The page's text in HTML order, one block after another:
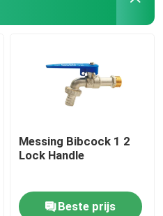
Messing Bibcock 1 2
Lock Handle
Beste prijs